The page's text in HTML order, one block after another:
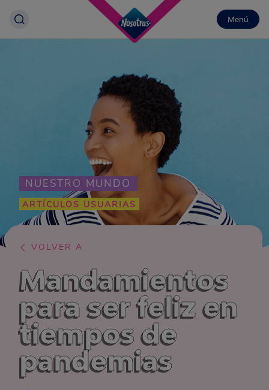
Menú
NUESTRO MUNDO
ARTÍCULOS USUARIAS
VOLVER A
Mandamientos
para ser feliz en
tiempos de
pandemias